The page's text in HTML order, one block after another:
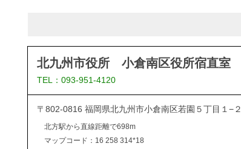
北九州市役所 小倉南区役所宿直室
TEL：093-951-4120
〒802-0816 福岡県北九州市小倉南区若園５丁目１−２
北方駅から直線距離で698m
マップコード：16 258 314*18